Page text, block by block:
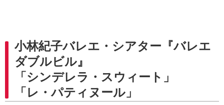
小林紀子バレエ・シアター『バレエ
ダブルビル』
「シンデレラ・スウィート」
「レ・パティヌール」